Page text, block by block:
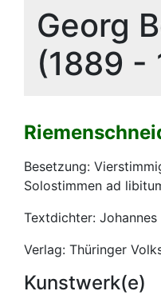
Georg
(1889 -
Besetzung:
Solostimmen ad
Textdichter: Johannes
Verlag: Thüringer
Kunstwerk(e)